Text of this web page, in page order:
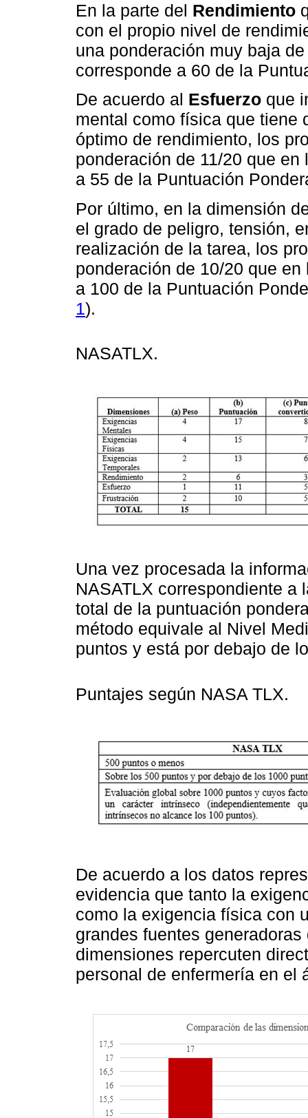
En la parte del Rendimiento
con el propio nivel de
una ponderación muy baja
corresponde a 60 de la
De acuerdo al Esfuerzo que
mental como física que tiene
óptimo de rendimiento, los
ponderación de 11/20 que
a 55 de la Puntuación
Por último, en la dimensión
el grado de peligro, tensión,
realización de la tarea, los
ponderación de 10/20 que
a 100 de la Puntuación
1).
NASA­TLX.
Una vez procesada la
NASA­TLX correspondiente a
total de la puntuación
método equivale al Nivel
puntos y está por debajo de
Puntajes según NASA TLX.
De acuerdo a los datos
evidencia que tanto la
como la exigencia física con
grandes fuentes
dimensiones repercuten
personal de enfermería en el